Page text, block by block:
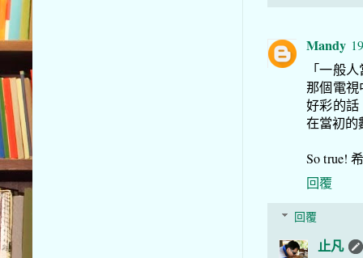
Mandy
「一般
那個電
好彩的
在當初的
So true!
回覆
回覆
止凡